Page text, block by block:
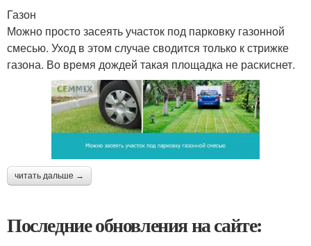
Газон
Можно просто засеять участок под парковку газонной
смесью. Уход в этом случае сводится только к стрижке
газона. Во время дождей такая площадка не раскиснет.
читать дальше →
Последние обновления на сайте: